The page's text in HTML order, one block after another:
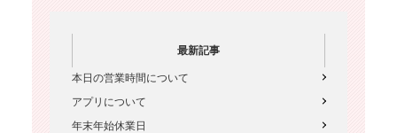
最新記事
本日の営業時間について
アプリについて
年末年始休業日